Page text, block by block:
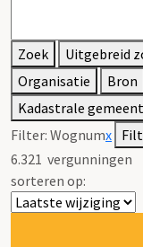
Zoek
Uitgebreid
Organisatie
Bron
Kadastrale
Filter: Wognumx
6.321 vergunningen
sorteren op: